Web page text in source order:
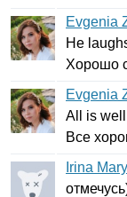
Evgenia
He
Хорошо
Evgenia
All
is well
Все
Irina